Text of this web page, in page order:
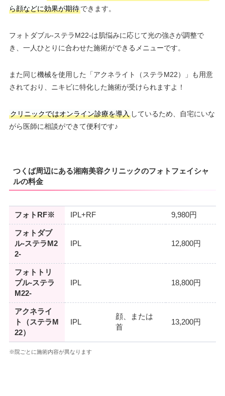
ら顔などに効果が期待できます。
フォトダブル-ステラM22-は肌悩みに応じて光の強さが調整で
き、一人ひとりに合わせた施術ができるメニューです。
また同じ機械を使用した「アクネライト（ステラM22）」も用意
されており、ニキビに特化した施術が受けられますよ！
クリニックではオンライン診療を導入しているため、自宅にいな
がら医師に相談ができて便利です♪
つくば周辺にある湘南美容クリニックのフォトフェイシャ
ルの料金
フォトRF※ IPL+RF 9,980円
フォトダブ
ル-ステラM2
2-
IPL 12,800円
フォトトリ
プル-ステラ
M22-
IPL 18,800円
アクネライ
ト（ステラM
22）
IPL
顔、または
首
13,200円
※院ごとに施術内容が異なります